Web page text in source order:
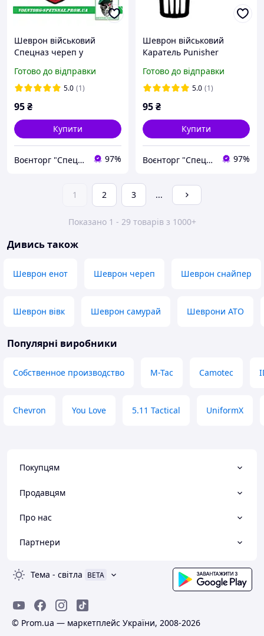
Шеврон військовий
Спецназ череп у
(morale patch)
Готово до відправки
5.0 (1)
95₴
Купити
Воєнторг "Спецназ" - найкращий український військовий магазин — виробник! 97%
Шеврон військовий
Каратель Punisher
Готово до відправки
5.0 (1)
95₴
Купити
Воєнторг "Спецназ" - найкращий український військовий магазин — виробник! 97%
1 2 3 ...
Показано 1 - 29 товарів з 1000+
Дивись також
Шеврон енот Шеврон череп Шеврон снайпер
Шеврон вівк Шеврон самурай Шеврони АТО
Популярні виробники
Собственное производство M-Tac Camotec
Chevron You Love 5.11 Tactical UniformX
Покупцям
Продавцям
Про нас
Партнери
Тема - світла BETA
© Prom.ua — маркетплейс України, 2008-2026